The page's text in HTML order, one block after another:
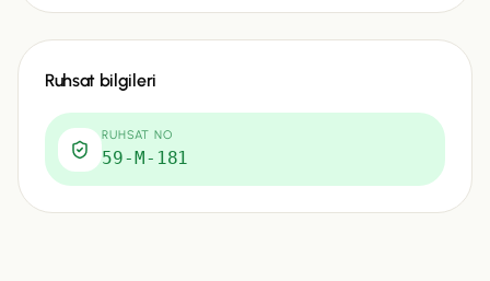
Ruhsat bilgileri
RUHSAT NO
59-M-181